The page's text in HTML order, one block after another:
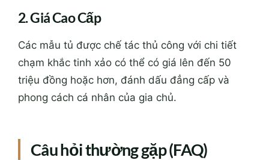
2. Giá Cao Cấp
Các mẫu tủ được chế tác thủ công với chi tiết
chạm khắc tinh xảo có thể có giá lên đến 50
triệu đồng hoặc hơn, đánh dấu đẳng cấp và
phong cách cá nhân của gia chủ.
Câu hỏi thường gặp (FAQ)